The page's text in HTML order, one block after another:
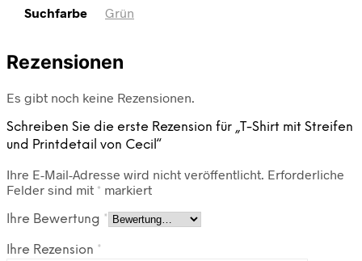
Suchfarbe Grün
Rezensionen
Es gibt noch keine Rezensionen.
Schreiben Sie die erste Rezension für „T-Shirt mit Streifen
und Printdetail von Cecil“
Ihre E-Mail-Adresse wird nicht veröffentlicht. Erforderliche
Felder sind mit * markiert
Ihre Bewertung *
Ihre Rezension *